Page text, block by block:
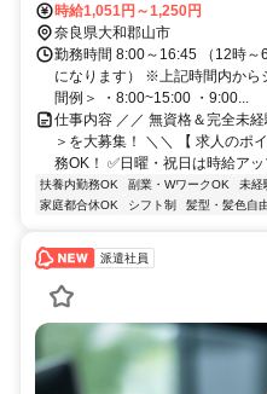
15分 JR関西本線「大和小泉駅」より自転車で約15分程度 ●中央市場
の隣にある業務スーパーの裏側
時給1,051円～1,250円
奈良県大和郡山市
勤務時間 8:00～16:45 （12時
になります） ※上記時間内から
間例＞ ・8:00~15:00 ・9:00...
仕事内容 ／／ 無資格＆完全未
＞を大募集！ ＼＼ 【 求人のポ
務OK！ ✅日曜・祝日は時給ア
扶養内勤務OK 副業・WワークOK 未経
家庭都合休OK
シフト制 髪型・髪色自
派遣社員